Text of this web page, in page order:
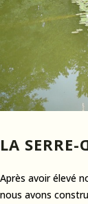
LA
Après avoir élevé
nous avons